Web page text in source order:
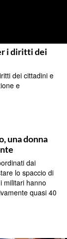
i diritti dei
dei cittadini e
e
una donna
dai
lo spaccio di
militari hanno
quasi 40